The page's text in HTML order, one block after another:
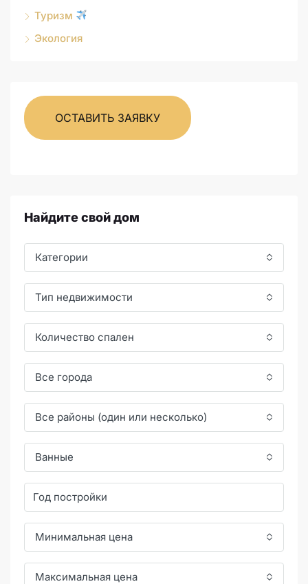
Туризм
Экология
ОСТАВИТЬ ЗАЯВКУ
Найдите свой дом
Категории
Тип недвижимости
Количество спален
Все города
Все районы (один или несколько)
Ванные
Минимальная цена
Максимальная цена